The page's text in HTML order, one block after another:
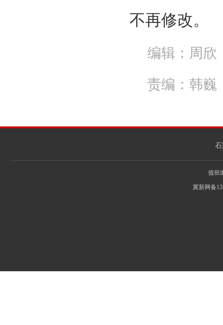
不再修改。
编辑：周欣
责编：韩巍
值班
冀新网备